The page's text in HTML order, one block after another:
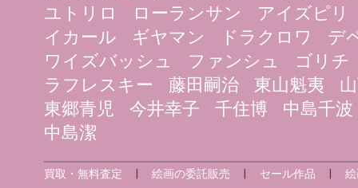
ユトリロ
ローランサン
アイズピリ
イカール
ギヤマン ドラクロワ
デ
ワイズバッシュ
ファンシュ
ゴリチ
ラフレスキー
藤田嗣治 東山魁夷
東郷青児
今井幸子 千住博
中島千波
中島潔
買取・無料査定 |絵画の委託販売 セール作品 |